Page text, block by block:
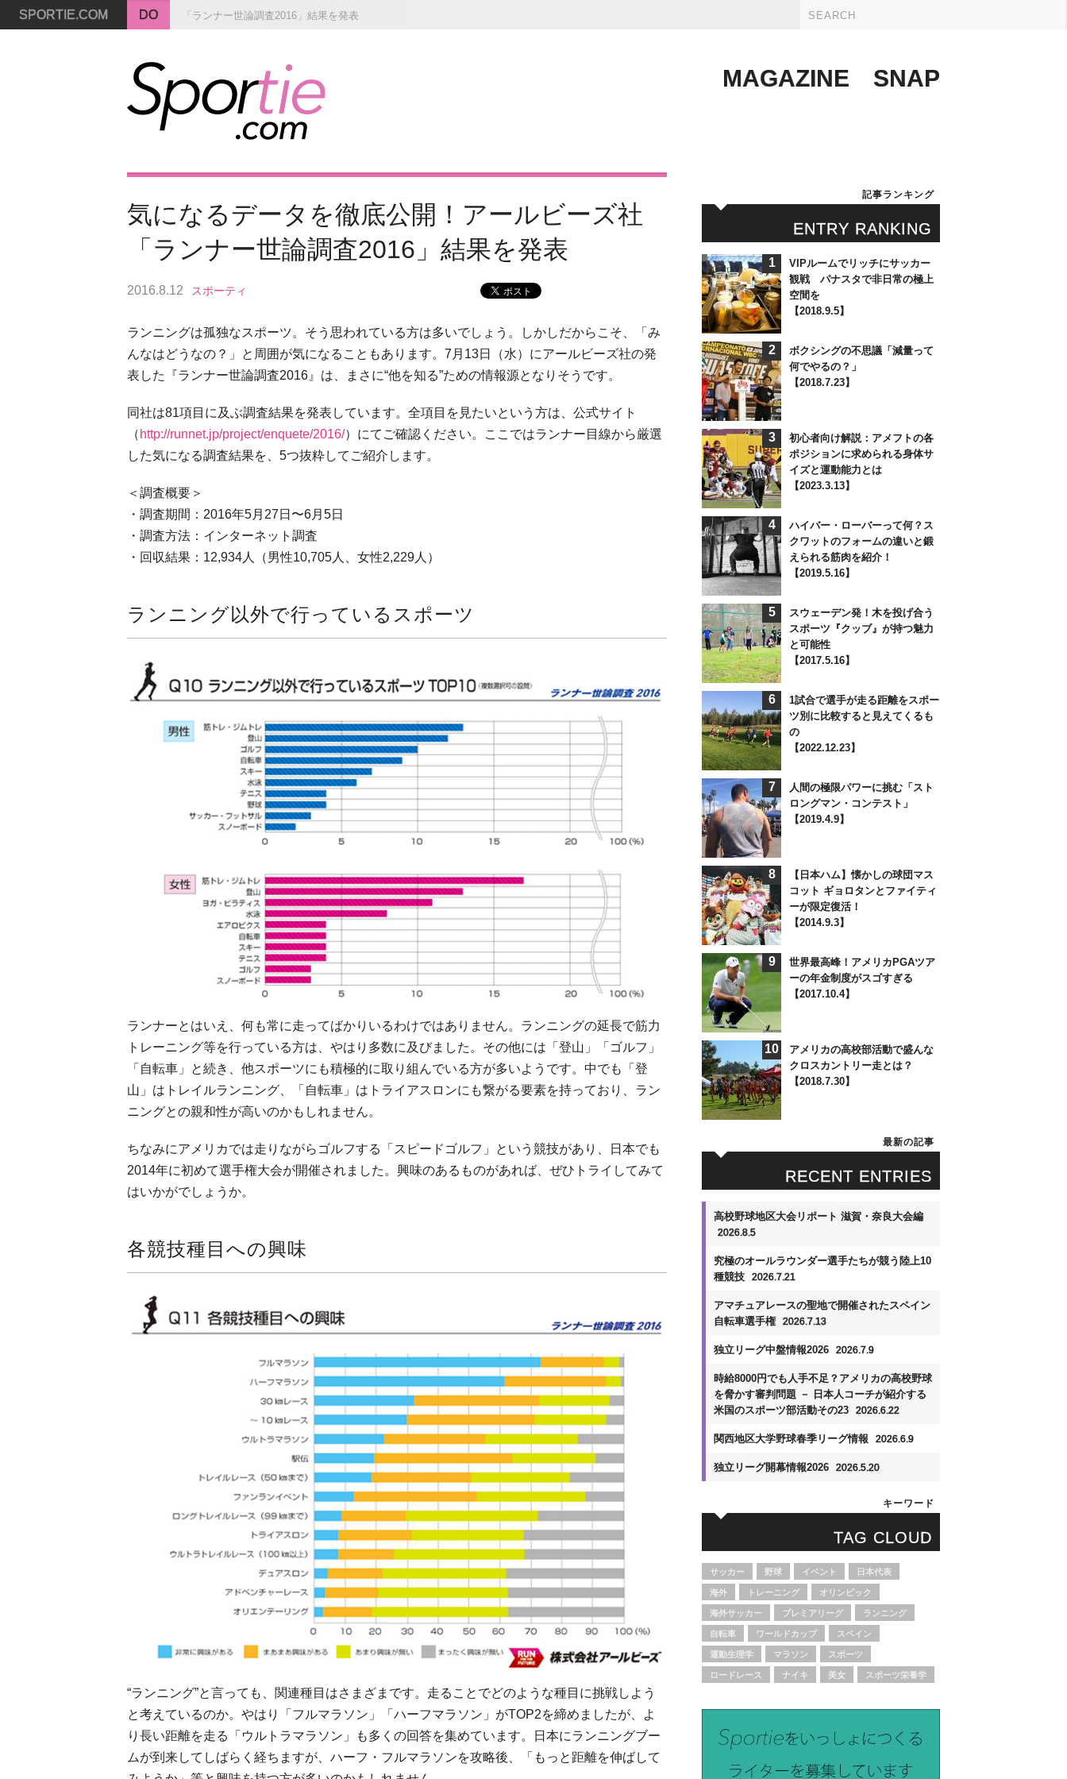
SPORTIE.COM DO 「ランナー世論調査2016」結果を発表
MAGAZINE SNAP
気になるデータを徹底公開！アールビーズ社
「ランナー世論調査2016」結果を発表
2016.8.12 スポーティ
ランニングは孤独なスポーツ。そう思われている方は多いでしょう。しかしだからこそ、「み
んなはどうなの？」と周囲が気になることもあります。7月13日（水）にアールビーズ社の発
表した『ランナー世論調査2016』は、まさに“他を知る”ための情報源となりそうです。
同社は81項目に及ぶ調査結果を発表しています。全項目を見たいという方は、公式サイト
（ http://runnet.jp/project/enquete/2016/）にてご確認ください。ここではランナー目線から厳選
した気になる調査結果を、5つ抜粋してご紹介します。
＜調査概要＞
・調査期間：2016年5月27日〜6月5日
・調査方法：インターネット調査
・回収結果：12,934人（男性10,705人、女性2,229人）
ランニング以外で行っているスポーツ
ランナーとはいえ、何も常に走ってばかりいるわけではありません。ランニングの延長で筋力
トレーニング等を行っている方は、やはり多数に及びました。その他には「登山」「ゴルフ」
「自転車」と続き、他スポーツにも積極的に取り組んでいる方が多いようです。中でも「登
山」はトレイルランニング、「自転車」はトライアスロンにも繋がる要素を持っており、ラン
ニングとの親和性が高いのかもしれません。
ちなみにアメリカでは走りながらゴルフする「スピードゴルフ」という競技があり、日本でも
2014年に初めて選手権大会が開催されました。興味のあるものがあれば、ぜひトライしてみて
はいかがでしょうか。
各競技種目への興味
“ランニング”と言っても、関連種目はさまざまです。走ることでどのような種目に挑戦しよう
と考えているのか。やはり「フルマラソン」「ハーフマラソン」がTOP2を締めましたが、よ
り長い距離を走る「ウルトラマラソン」も多くの回答を集めています。日本にランニングブー
ムが到来してしばらく経ちますが、ハーフ・フルマラソンを攻略後、「もっと距離を伸ばして
ENTRY RANKING
記事ランキング
1
VIPルームでリッチにサッカー
観戦 パナスタで非日常の極上
空間を
【2018.9.5】
2
ボクシングの不思議「減量って
何でやるの？」
【2018.7.23】
3
初心者向け解説：アメフトの各
ポジションに求められる身体サ
イズと運動能力とは
【2023.3.13】
4
ハイバー・ローバーって何？ス
クワットのフォームの違いと鍛
えられる筋肉を紹介！
【2019.5.16】
5
スウェーデン発！木を投げ合う
スポーツ『クッブ』が持つ魅力
と可能性
【2017.5.16】
6
1試合で選手が走る距離をスポー
ツ別に比較すると見えてくるも
の
【2022.12.23】
7
人間の極限パワーに挑む「スト
ロングマン・コンテスト」
【2019.4.9】
8
【日本ハム】懐かしの球団マス
コット ギョロタンとファイティ
ーが限定復活！
【2014.9.3】
9
世界最高峰！アメリカPGAツア
ーの年金制度がスゴすぎる
【2017.10.4】
10
アメリカの高校部活動で盛んな
クロスカントリー走とは？
【2018.7.30】
RECENT ENTRIES
最新の記事
高校野球地区大会リポート 滋賀・奈良大会編
2026.8.5
究極のオールラウンダー選手たちが競う陸上10
種競技
2026.7.21
アマチュアレースの聖地で開催されたスペイン
自転車選手権 2026.7.13
独立リーグ中盤情報2026 2026.7.9
時給8000円でも人手不足？アメリカの高校野球
を脅かす審判問題 － 日本人コーチが紹介する
米国のスポーツ部活動その23
2026.6.22
関西地区大学野球春季リーグ情報 2026.6.9
独立リーグ開幕情報2026 2026.5.20
TAG CLOUD
キーワード
サッカー 野球 イベント 日本代表
海外 トレーニング オリンピック
海外サッカー プレミアリーグ ランニング
自転車 ワールドカップ スペイン
運動生理学 マラソン スポーツ
ロードレース ナイキ 美女 スポーツ栄養学